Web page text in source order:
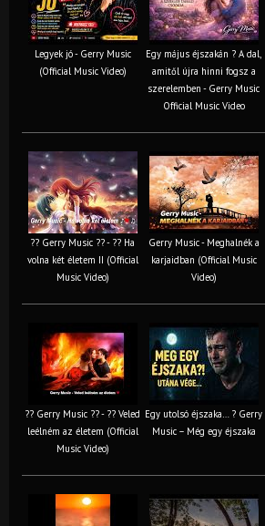
Legyek jó - Gerry Music
(Official Music Video)
Egy május éjszakán ? A dal,
amitől újra hinni fogsz a
szerelemben - Gerry Music
Official Music Video
?? Gerry Music ?? - ?? Ha
volna két életem II (Official
Music Video)
Gerry Music - Meghalnék a
karjaidban (Official Music
Video)
?? Gerry Music ?? - ?? Veled
leélném az életem (Official
Music Video)
Egy utolsó éjszaka… ? Gerry
Music – Még egy éjszaka